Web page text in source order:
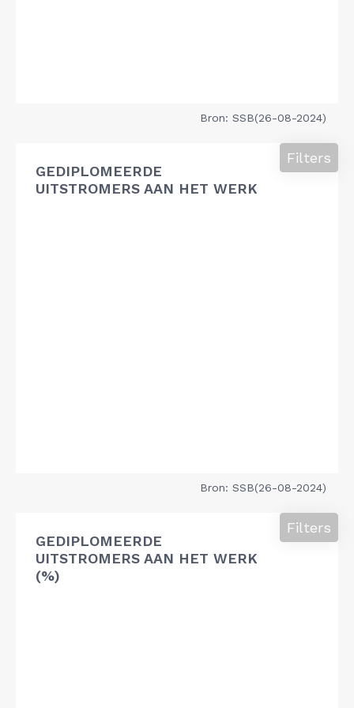
Bron: SSB(26-08-2024)
GEDIPLOMEERDE
UITSTROMERS AAN HET WERK
Filters
Bron: SSB(26-08-2024)
GEDIPLOMEERDE
UITSTROMERS AAN HET WERK
(%)
Filters